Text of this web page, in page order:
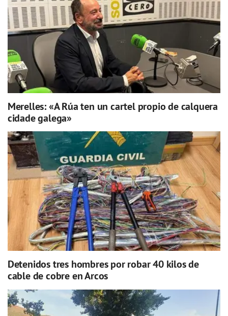
Merelles: «A Rúa ten un cartel propio de calquera
cidade galega»
Detenidos tres hombres por robar 40 kilos de
cable de cobre en Arcos